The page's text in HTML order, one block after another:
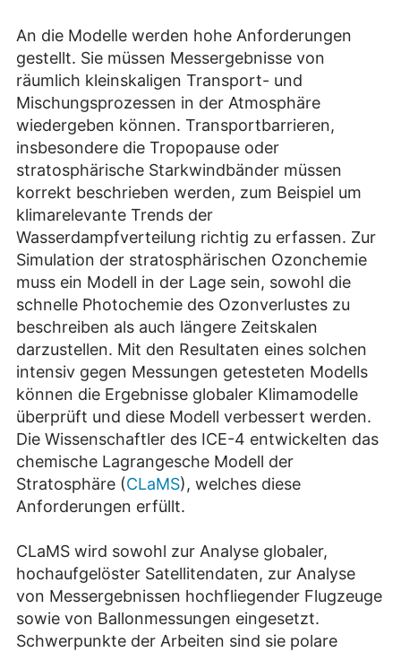
An die Modelle werden hohe Anforderungen
gestellt. Sie müssen Messergebnisse von
räumlich kleinskaligen Transport- und
Mischungsprozessen in der Atmosphäre
wiedergeben können. Transportbarrieren,
insbesondere die Tropopause oder
stratosphärische Starkwindbänder müssen
korrekt beschrieben werden, zum Beispiel um
klimarelevante Trends der
Wasserdampfverteilung richtig zu erfassen. Zur
Simulation der stratosphärischen Ozonchemie
muss ein Modell in der Lage sein, sowohl die
schnelle Photochemie des Ozonverlustes zu
beschreiben als auch längere Zeitskalen
darzustellen. Mit den Resultaten eines solchen
intensiv gegen Messungen getesteten Modells
können die Ergebnisse globaler Klimamodelle
überprüft und diese Modell verbessert werden.
Die Wissenschaftler des ICE-4 entwickelten das
chemische Lagrangesche Modell der
Stratosphäre (CLaMS), welches diese
Anforderungen erfüllt.
CLaMS wird sowohl zur Analyse globaler,
hochaufgelöster Satellitendaten, zur Analyse
von Messergebnissen hochfliegender Flugzeuge
sowie von Ballonmessungen eingesetzt.
Schwerpunkte der Arbeiten sind sie polare